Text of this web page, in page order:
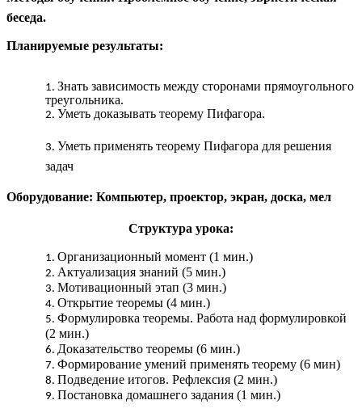
беседа.
Планируемые результаты:
Знать зависимость между сторонами прямоугольного
треугольника.
Уметь доказывать теорему Пифагора.
Уметь применять теорему Пифагора для решения
задач
Оборудование: Компьютер, проектор, экран, доска, мел
Структура урока:
Организационный момент (1 мин.)
Актуализация знаний (5 мин.)
Мотивационный этап (3 мин.)
Открытие теоремы (4 мин.)
Формулировка теоремы. Работа над формулировкой
(2 мин.)
Доказательство теоремы (6 мин.)
Формирование умений применять теорему (6 мин)
Подведение итогов. Рефлексия (2 мин.)
Постановка домашнего задания (1 мин.)